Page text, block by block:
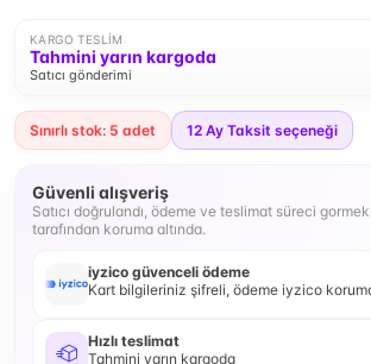
KARGO TESLIM
Tahmini yarın kargoda
Satıcı gönderimi
Sınırlı stok: 5 adet 12 Ay Taksit seçeneği
Güvenli alışveriş
Satıcı doğrulandı, ödeme ve teslimat süreci
tarafından koruma altında.
iyzico güvenceli ödeme
Kart bilgileriniz şifreli, ödeme iyzico
Hızlı teslimat
Tahmini yarın kargoda